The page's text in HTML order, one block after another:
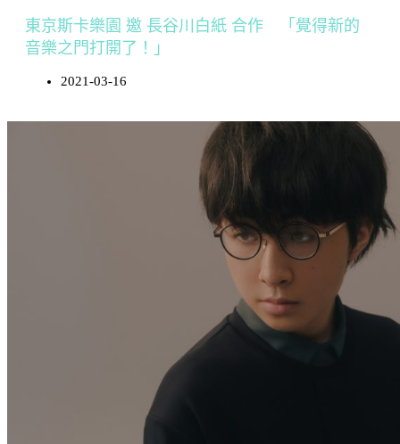
東京斯卡樂園 邀 長谷川白紙 合作 「覺得新的
音樂之門打開了！」
2021-03-16